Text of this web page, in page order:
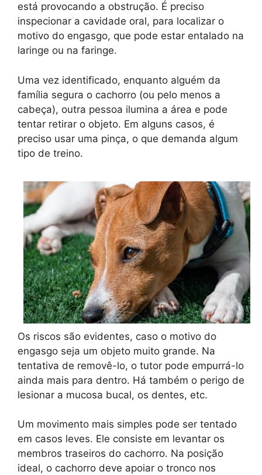
está provocando a obstrução. É preciso
inspecionar a cavidade oral, para localizar o
motivo do engasgo, que pode estar entalado na
laringe ou na faringe.
Uma vez identificado, enquanto alguém da
família segura o cachorro (ou pelo menos a
cabeça), outra pessoa ilumina a área e pode
tentar retirar o objeto. Em alguns casos, é
preciso usar uma pinça, o que demanda algum
tipo de treino.
Os riscos são evidentes, caso o motivo do
engasgo seja um objeto muito grande. Na
tentativa de removê-lo, o tutor pode empurrá-lo
ainda mais para dentro. Há também o perigo de
lesionar a mucosa bucal, os dentes, etc.
Um movimento mais simples pode ser tentado
em casos leves. Ele consiste em levantar os
membros traseiros do cachorro. Na posição
ideal, o cachorro deve apoiar o tronco nos